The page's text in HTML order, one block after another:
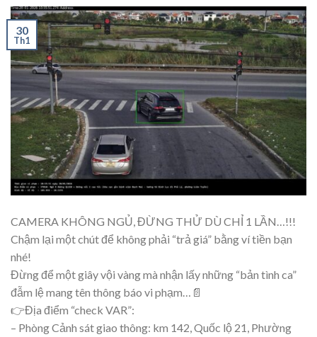
30
Th1
CAMERA KHÔNG NGỦ, ĐỪNG THỬ DÙ CHỈ 1 LẦN…!!!
Chậm lại một chút để không phải “trả giá” bằng ví tiền bạn
nhé!
Đừng để một giây vội vàng mà nhận lấy những “bản tình ca”
đẫm lệ mang tên thông báo vi phạm…📄
👉Địa điểm “check VAR”:
– Phòng Cảnh sát giao thông: km 142, Quốc lộ 21, Phường